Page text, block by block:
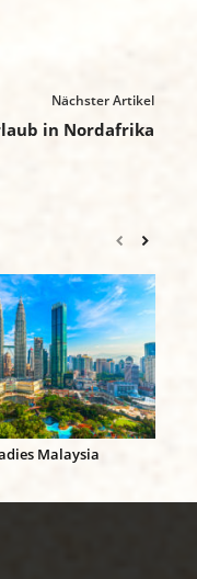
Nächster Artikel
in Nordafrika
Malaysia